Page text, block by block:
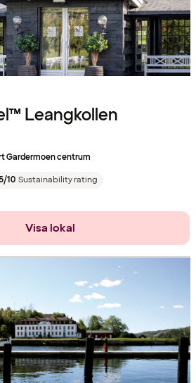
Leangkollen
Gardermoen centrum
10 Sustainability rating
Visa lokal